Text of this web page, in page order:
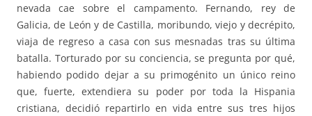
nevada cae sobre el campamento. Fernando, rey de
Galicia, de León y de Castilla, moribundo, viejo y decrépito,
viaja de regreso a casa con sus mesnadas tras su última
batalla. Torturado por su conciencia, se pregunta por qué,
habiendo podido dejar a su primogénito un único reino
que, fuerte, extendiera su poder por toda la Hispania
cristiana, decidió repartirlo en vida entre sus tres hijos